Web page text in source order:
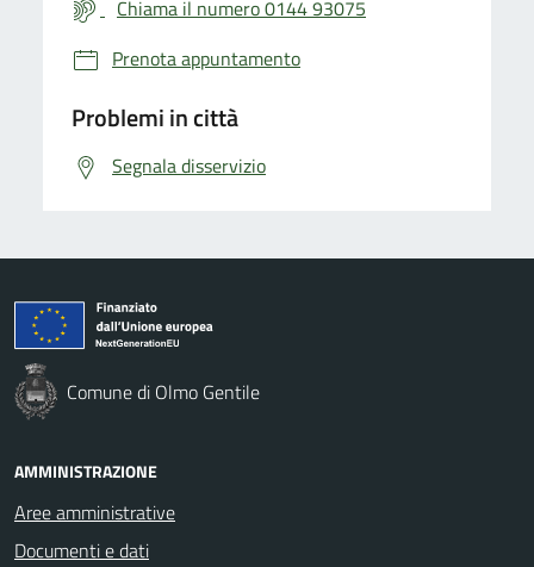
Chiama il numero 0144 93075
Prenota appuntamento
Problemi in città
Segnala disservizio
Comune di Olmo Gentile
AMMINISTRAZIONE
Aree amministrative
Documenti e dati